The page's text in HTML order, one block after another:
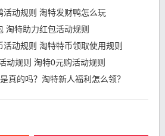
活动规则 淘特发财鸭怎么玩
淘特助力红包活动规则
动规则 淘特特币领取使用规则
动规则 淘特0元购活动规则
真的吗？淘特新人福利怎么领？